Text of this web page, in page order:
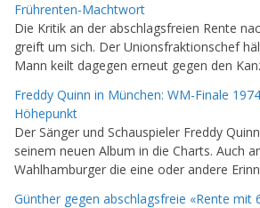
Frührenten-Machtwort
Die Kritik an der abschlagsfreien Rente
greift um sich. Der Unionsfraktionschef
Mann keilt dagegen erneut gegen den
Freddy Quinn in München: WM-Finale
Höhepunkt
Der Sänger und Schauspieler Freddy
seinem neuen Album in die Charts. Auch
Wahlhamburger die eine oder andere
Günther gegen abschlagsfreie «Rente mit